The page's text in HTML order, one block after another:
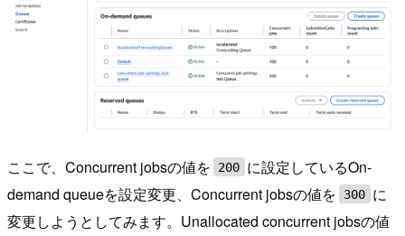
ここで、Concurrent jobsの値を 200 に設定しているOn-
demand queueを設定変更、Concurrent jobsの値を
300 に
変更しようとしてみます。Unallocated concurrent jobsの値